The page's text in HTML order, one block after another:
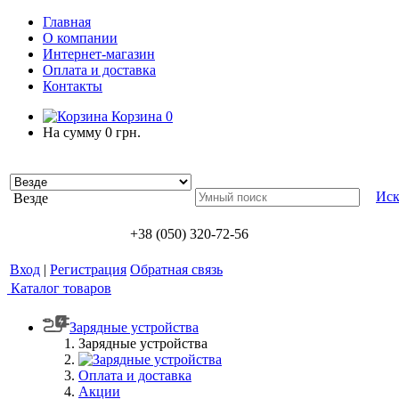
Главная
О компании
Интернет-магазин
Оплата и доставка
Контакты
Корзина 0
На сумму 0 грн.
Везде
+38 (050) 320-72-56
Вход | Регистрация Обратная связь
Каталог товаров
Зарядные устройства
Зарядные устройства
Оплата и доставка
Акции